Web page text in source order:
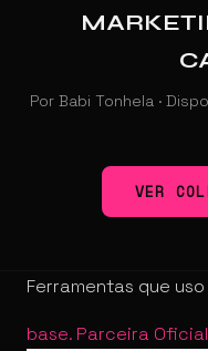
Por Babi Tonhela ·
VER
Ferramentas que
base. Parceira Oficial